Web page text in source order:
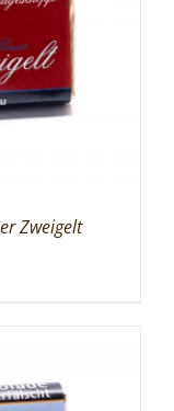
Zweigelt